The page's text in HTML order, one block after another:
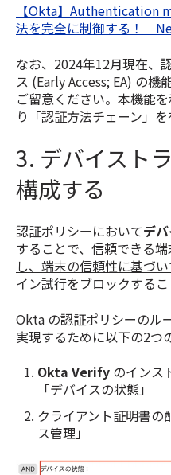
【Okta】Authentication
法を完全に制御する！｜
なお、2024年12月現在、
ス (Early Access; EA) の機
ご留意ください。本機能を
り「認証方法チェーン」
3. デバイスト
構成する
認証ポリシーにおいてデ
することで、 信頼できる
し、端末の信頼性に基づ
イン試行をブロックする
Okta の認証ポリシーのル
実現するために以下の2つ
Okta Verify のインス
「デバイスの状態」
クライアント証明書の
ス管理」